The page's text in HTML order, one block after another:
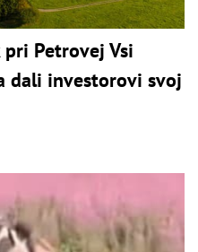
Petrovej Vsi
dali investorovi svoj